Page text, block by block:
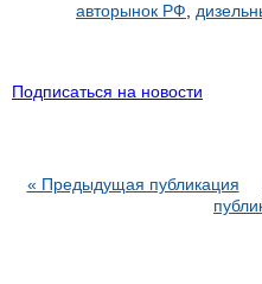
авторынок РФ
Подписаться на новости
« Предыдущая публикация